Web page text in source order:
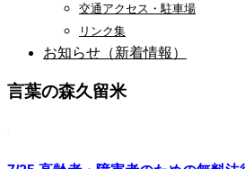
交通アクセス・駐車場
リンク集
お知らせ（新着情報）
言葉の森久留米